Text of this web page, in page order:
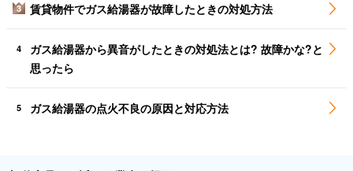
3 賃貸物件でガス給湯器が故障したときの対処方法
4
ガス給湯器から異音がしたときの対処法とは? 故障かな?と
思ったら
5 ガス給湯器の点火不良の原因と対応方法